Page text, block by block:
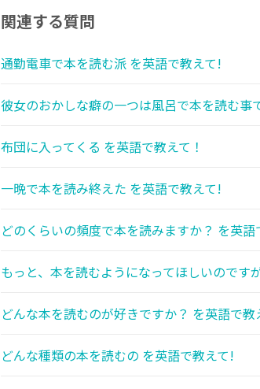
関連する質問
通勤電車で本を読む派 を英語で教えて!
彼女のおかしな癖の一つは風呂で本を読む事
布団に入ってくる を英語で教えて！
一晩で本を読み終えた を英語で教えて!
どのくらいの頻度で本を読みますか？ を英語
もっと、本を読むようになってほしいので
どんな本を読むのが好きですか？ を英語で教
どんな種類の本を読むの を英語で教えて!